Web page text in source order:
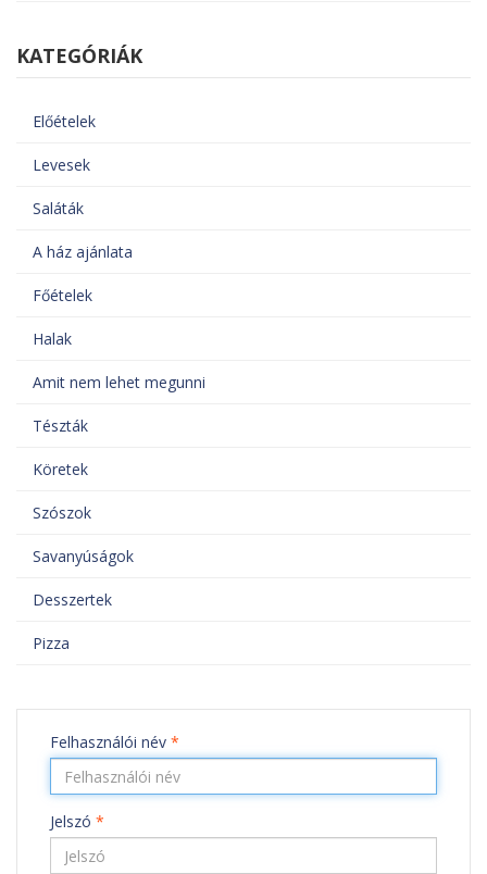
KATEGÓRIÁK
Előételek
Levesek
Saláták
A ház ajánlata
Főételek
Halak
Amit nem lehet megunni
Tészták
Köretek
Szószok
Savanyúságok
Desszertek
Pizza
Felhasználói név *
Jelszó *